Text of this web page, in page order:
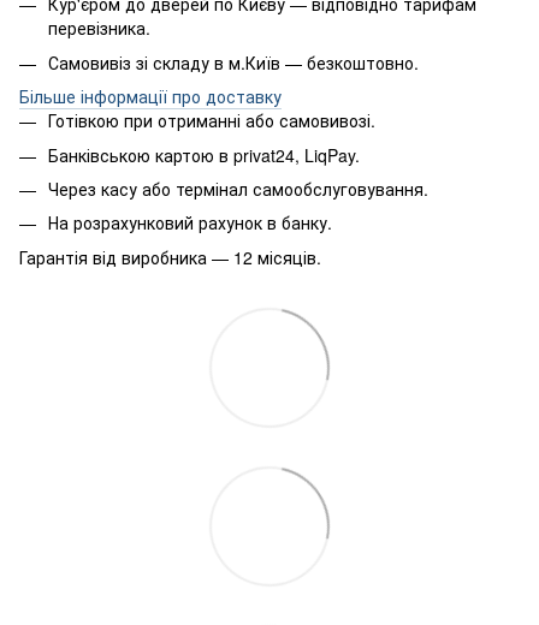
перевізника.
Самовивіз зі складу в м.Київ — безкоштовно.
Більше інформації про доставку
Готівкою при отриманні або самовивозі.
Банківською картою в privat24, LiqPay.
Через касу або термінал самообслуговування.
На розрахунковий рахунок в банку.
Гарантія від виробника — 12 місяців.